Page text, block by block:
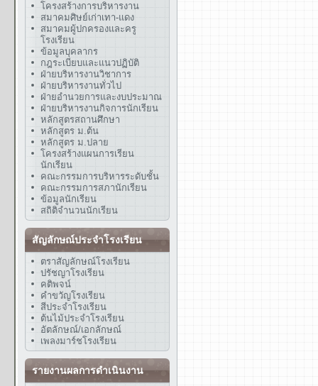
โครงสร้างการบริหารงาน
สมาคมศิษย์เก่าเทา-แดง
สมาคมผู้ปกครองและครู
โรงเรียน
ข้อมูลบุคลากร
กฎระเบียบและแนวปฏิบัติ
ฝ่ายบริหารงานวิชาการ
ฝ่ายบริหารงานทั่วไป
ฝ่ายอำนวยการและงบประมาณ
ฝ่ายบริหารงานกิจการนักเรียน
หลักสูตรสถานศึกษา
หลักสูตร ม.ต้น
หลักสูตร ม.ปลาย
โครงสร้างแผนการเรียน
นักเรียน
คณะกรรมการบริหารระดับชั้น
คณะกรรมการสภานักเรียน
ข้อมูลนักเรียน
สถิติจำนวนนักเรียน
สัญลักษณ์ประจำโรงเรียน
ตราสัญลักษณ์โรงเรียน
ปรัชญาโรงเรียน
คติพจน์
คำขวัญโรงเรียน
สีประจำโรงเรียน
ต้นไม้ประจำโรงเรียน
อัตลักษณ์/เอกลักษณ์
เพลงมาร์ชโรงเรียน
รายงานผลการดำเนินงาน